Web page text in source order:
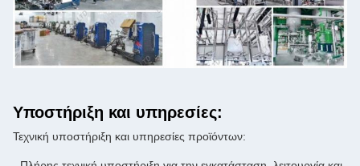
Υποστήριξη και υπηρεσίες:
Τεχνική υποστήριξη και υπηρεσίες προϊόντων: